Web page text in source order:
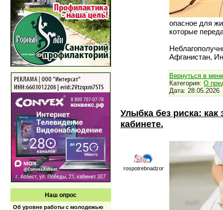
Наш опрос
Об уровне работы с молодежью
опасное для
которые
Афганистан,
Вернуться в
Категория: О
Дата: 28.05.2026
Улыбка без риска:
кабинете.
rospotrebnadzor